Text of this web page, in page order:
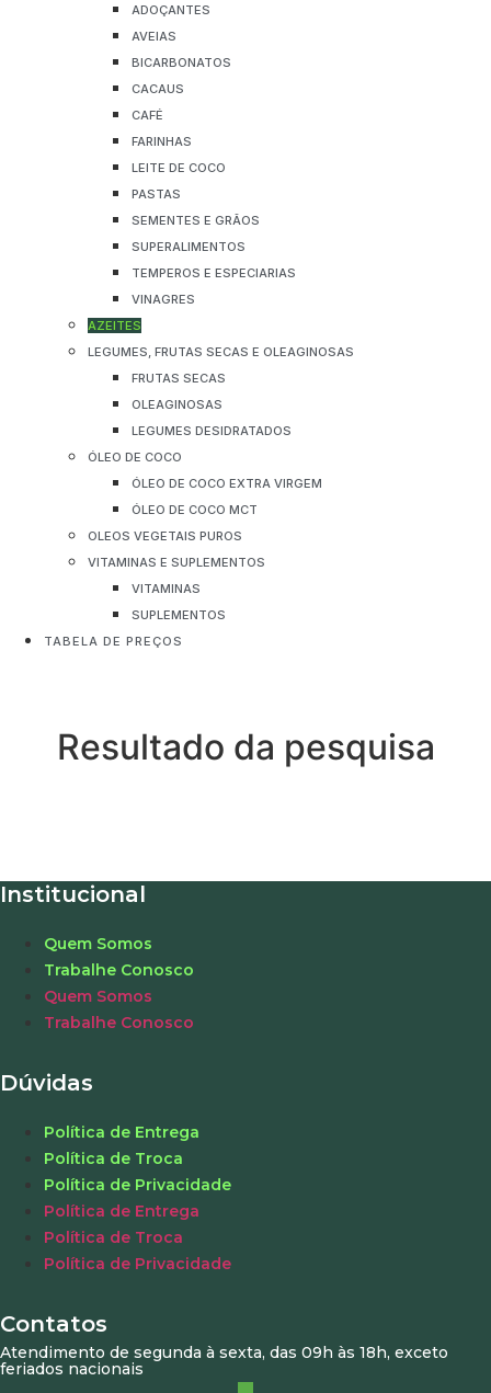
ADOÇANTES
AVEIAS
BICARBONATOS
CACAUS
CAFÉ
FARINHAS
LEITE DE COCO
PASTAS
SEMENTES E GRÃOS
SUPERALIMENTOS
TEMPEROS E ESPECIARIAS
VINAGRES
AZEITES
LEGUMES, FRUTAS SECAS E OLEAGINOSAS
FRUTAS SECAS
OLEAGINOSAS
LEGUMES DESIDRATADOS
ÓLEO DE COCO
ÓLEO DE COCO EXTRA VIRGEM
ÓLEO DE COCO MCT
OLEOS VEGETAIS PUROS
VITAMINAS E SUPLEMENTOS
VITAMINAS
SUPLEMENTOS
TABELA DE PREÇOS
Resultado da pesquisa
Institucional
Quem Somos
Trabalhe Conosco
Quem Somos
Trabalhe Conosco
Dúvidas
Política de Entrega
Política de Troca
Política de Privacidade
Política de Entrega
Política de Troca
Política de Privacidade
Contatos
Atendimento de segunda à sexta, das 09h às 18h, exceto
feriados nacionais